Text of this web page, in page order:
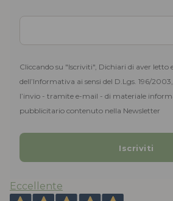
Cliccando su "Iscriviti", Dichiari di aver letto
dell’Informativa ai sensi del D.Lgs. 196/
l’invio - tramite e-mail - di materiale
pubblicitario contenuto nella Newsletter
Eccellente